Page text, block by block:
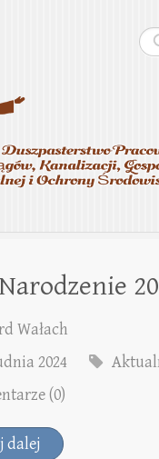
Wałach
2024
(0)
dalej